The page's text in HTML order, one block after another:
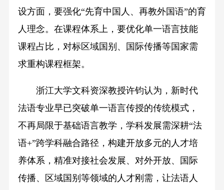
设方面，要强化“先育中国人、再教外国语”的育
人理念。在课程体系上，要优化单一语言技能
课程占比，对标区域国别、国际传播等国家需
求重构课程框架。
浙江大学文科资深教授许钧认为，新时代
法语专业早已突破单一语言传授的传统模式，
不再局限于基础语言教学，学科发展需深耕“法
语+”跨学科融合路径，构建开放多元的人才培
养体系，精准对接社会发展、对外开放、国际
传播、区域国别等领域的人才刚需，让法语人